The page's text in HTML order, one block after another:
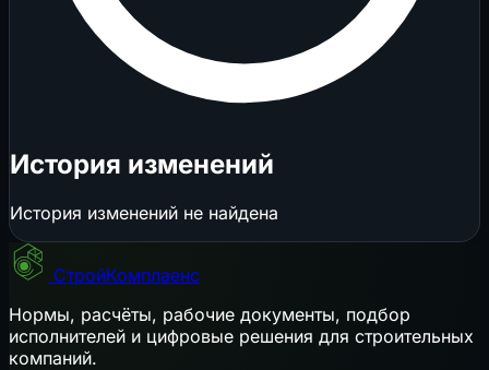
История изменений
История изменений не найдена
СтройКомплаенс
Нормы, расчёты, рабочие документы, подбор
исполнителей и цифровые решения для строительных
компаний.